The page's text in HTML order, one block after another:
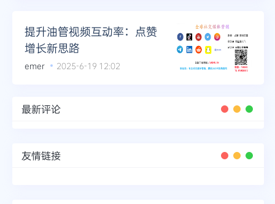
提升油管视频互动率：点赞
增长新思路
emer 2025-6-19 12:02
最新评论
友情链接